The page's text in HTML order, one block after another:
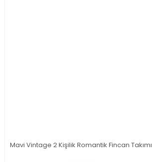
Mavi Vintage 2 Kişilik Romantik Fincan Takımı